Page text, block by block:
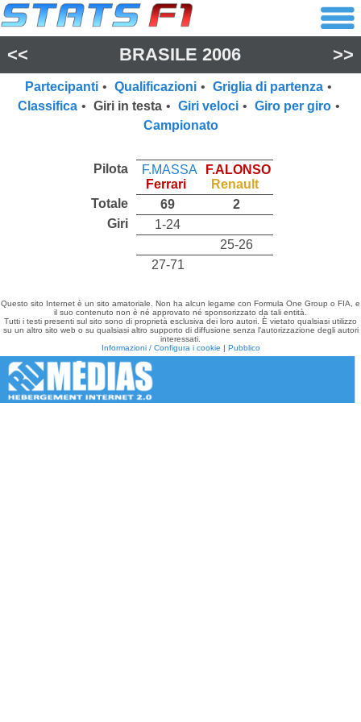
<< BRASILE 2006 >>
Partecipanti • Qualificazioni • Griglia di partenza •
Classifica • Giri in testa • Giri veloci • Giro per giro •
Campionato
Pilota
F.MASSA
Ferrari
F.ALONSO
Renault
Totale
69
2
Giri
1-24
25-26
27-71
Questo sito Internet è un sito amatoriale. Non ha alcun legame con Formula One Group o FIA, e
il suo contenuto non è né approvato né sponsorizzato da tali entità.
Tutti i testi presenti sul sito sono di proprietà esclusiva dei loro autori. È vietato qualsiasi utilizzo
su un altro sito web o su qualsiasi altro supporto di diffusione senza l'autorizzazione degli autori
interessati.
Informazioni / Configura i cookie | Pubblico